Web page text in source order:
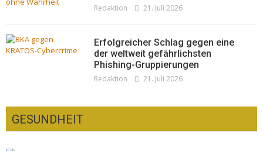
Redaktion 21. Juli 2026
Erfolgreicher Schlag gegen eine
der weltweit gefährlichsten
Phishing-Gruppierungen
Redaktion 21. Juli 2026
GESUNDHEIT